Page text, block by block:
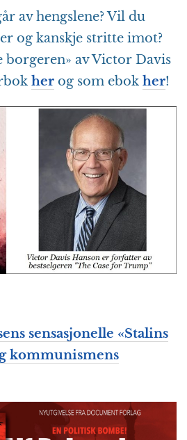
av hengslene? Vil du
og kanskje stritte imot?
borgeren» av Victor Davis
her og som ebok her!
sensasjonelle «Stalins
kommunismens